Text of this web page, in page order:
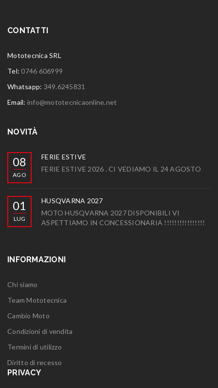
CONTATTI
Mototecnica SRL
Tel:0746 606999
Whatsapp: 349.6245831
Email: info@mototecnicaonline.net
NOVITÀ
08
AGO
FERIE ESTIVE
FERIE ESTIVE 2026 . CI VEDIAMO IL 24 AGOSTO
01
LUG
HUSQVARNA 2027
MOTO HUSQVARNA 2027 DISPONIBILI VI
ASPETTIAMO IN CONCESSIONARIA !!!!!!!!!!!!!!!!
INFORMAZIONI
Chi siamo
Team Mototecnica
Cambio Moto
Condizioni di vendita
Termini di utilizzo
Diritto di recesso
PRIVACY